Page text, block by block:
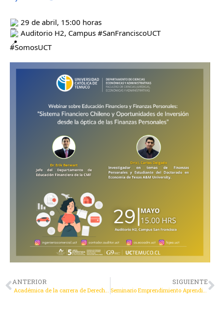
29 de abril, 15:00 horas
Auditorio H2, Campus #SanFranciscoUCT
#SomosUCT
ANTERIOR
Académica de la carrera de Derecho Angie Silva Major presentó la ponencia “El desaprovechado potencial democrático de internet”
SIGUIENTE
Seminario Emprendimiento Aprendiendo del Emprendimiento “La Vinculación como Factor de Éxito”